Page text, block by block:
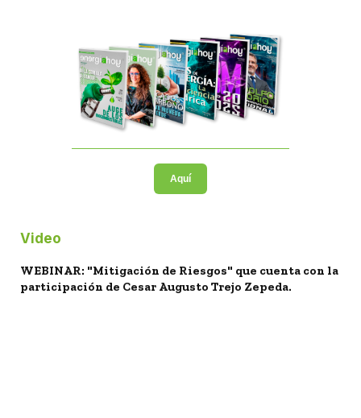
Aquí
Video
WEBINAR: "Mitigación de Riesgos" que cuenta con la
participación de Cesar Augusto Trejo Zepeda.